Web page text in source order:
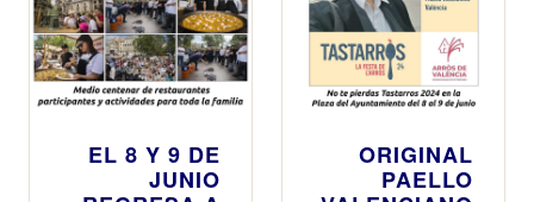
EL 8 Y 9 DE
JUNIO
ORIGINAL
PAELLO